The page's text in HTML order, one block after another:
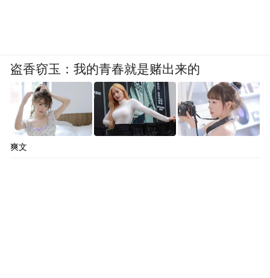
盗香窃玉：我的青春就是赌出来的
爽文